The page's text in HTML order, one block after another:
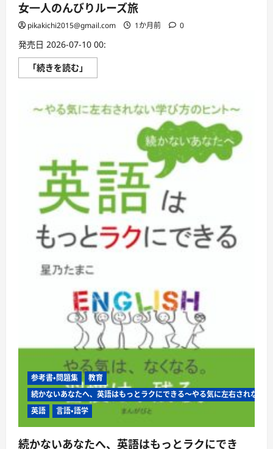
女一人のんびりルーズ旅
pikakichi2015@gmail.com 1か月前 0
発売日 2026-07-10 00:
「続きを読む」
一
ん
び
り
つ
さ
に
む
参考書・問題集
教育
続かないあなたへ、英語はもっとラクにできる〜やる気に左右されない
英語
言語・語学
続かないあなたへ、英語はもっとラクにでき